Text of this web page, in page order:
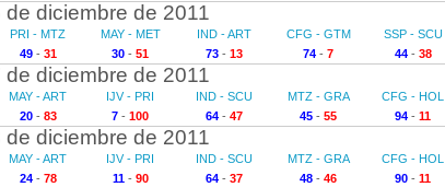
de diciembre de 2011
PRI - MTZ
49- 31
MAY - MET
30 - 51
IND - ART
73- 13
CFG - GTM
74 - 7
SSP - SCU
44- 38
de diciembre de 2011
MAY - ART
20- 83
IJV - PRI
7 - 100
IND - SCU
64- 47
MTZ - GRA
45 - 55
CFG - HOL
94 - 11
de diciembre de 2011
MAY - ART
24- 78
IJV - PRI
11- 90
IND - SCU
64- 37
MTZ - GRA
48 - 46
CFG - HOL
90 - 11